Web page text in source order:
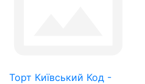
Торт Київський Код -